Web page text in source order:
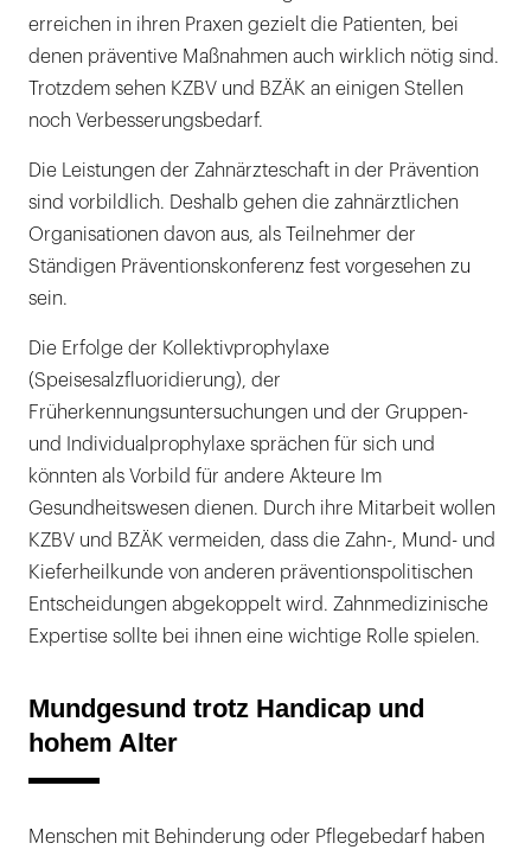
erreichen in ihren Praxen gezielt die Patienten, bei
denen präventive Maßnahmen auch wirklich nötig sind.
Trotzdem sehen KZBV und BZÄK an einigen Stellen
noch Verbesserungsbedarf.
Die Leistungen der Zahnärzteschaft in der Prävention
sind vorbildlich. Deshalb gehen die zahnärztlichen
Organisationen davon aus, als Teilnehmer der
Ständigen Präventionskonferenz fest vorgesehen zu
sein.
Die Erfolge der Kollektivprophylaxe
(Speisesalzfluoridierung), der
Früherkennungsuntersuchungen und der Gruppen-
und Individualprophylaxe sprächen für sich und
könnten als Vorbild für andere Akteure Im
Gesundheitswesen dienen. Durch ihre Mitarbeit wollen
KZBV und BZÄK vermeiden, dass die Zahn-, Mund- und
Kieferheilkunde von anderen präventionspolitischen
Entscheidungen abgekoppelt wird. Zahnmedizinische
Expertise sollte bei ihnen eine wichtige Rolle spielen.
Mundgesund trotz Handicap und
hohem Alter
Menschen mit Behinderung oder Pflegebedarf haben